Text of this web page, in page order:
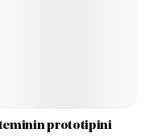
prototipini